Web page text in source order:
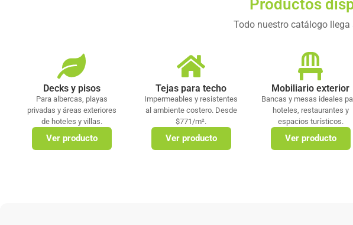
Productos
Todo nuestro catálogo
Decks y pisos
Para albercas, playas
privadas y áreas exteriores
de hoteles y villas.
Ver producto
Tejas para techo
Impermeables y resistentes
al ambiente costero. Desde
$771/m².
Ver producto
Mobiliario exterior
Bancas y mesas ideales
hoteles, restaurantes y
espacios turísticos.
Ver producto